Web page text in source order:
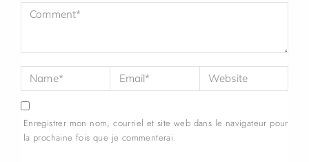
Enregistrer mon nom, courriel et site web dans le navigateur pour
la prochaine fois que je commenterai.